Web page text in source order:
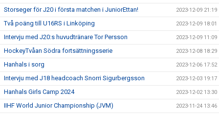
Storseger för J20 i första matchen i JuniorEttan! 2023-12-09 21:19
Två poäng till U16RS i Linköping 2023-12-09 18:01
Intervju med J20:s huvudtränare Tor Persson 2023-12-09 11:09
HockeyTvåan Södra fortsättningsserie 2023-12-08 18:29
Hanhals i sorg 2023-12-06 17:52
Intervju med J18 headcoach Snorri Sigurbergsson 2023-12-03 19:17
Hanhals Girls Camp 2024 2023-12-02 13:30
IIHF World Junior Championship (JVM) 2023-11-24 13:46